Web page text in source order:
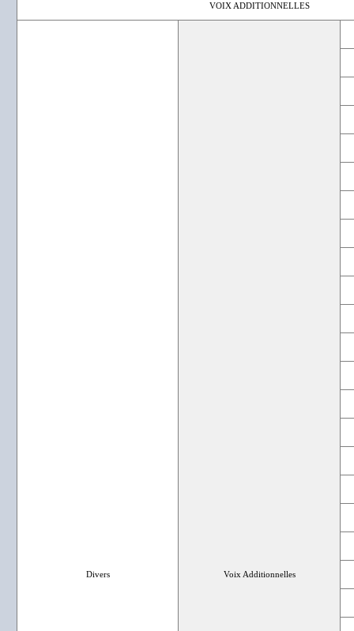
VOIX ADDITIONNELLES
Divers Voix Additionnelles